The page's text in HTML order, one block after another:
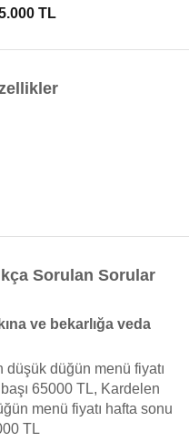
TL
Sorulan Sorular
ve bekarlığa veda
düğün menü fiyatı
65000 TL, Kardelen
menü fiyatı hafta sonu
TL